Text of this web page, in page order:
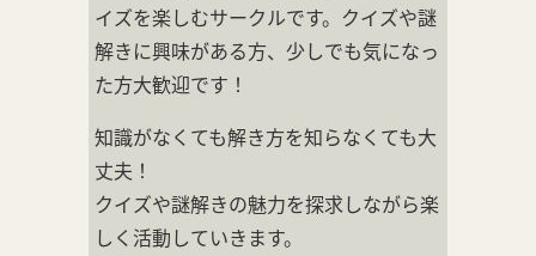
イズを楽しむサークルです。クイズや謎
解きに興味がある方、少しでも気になっ
た方大歓迎です！
知識がなくても解き方を知らなくても大
丈夫！
クイズや謎解きの魅力を探求しながら楽
しく活動していきます。